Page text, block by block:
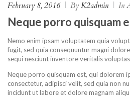
February 8, 2016 | By K2admin | In
Neque porro quisquam
Nemo enim ipsam voluptatem quia
fugit, sed quia consequuntur magni
sequi nesciunt inventore veritalis
Neque porro quisquam est, qui dolorem
consectetur, adipisci velit, sed quia non
incidunt ut labore et dolore magnam